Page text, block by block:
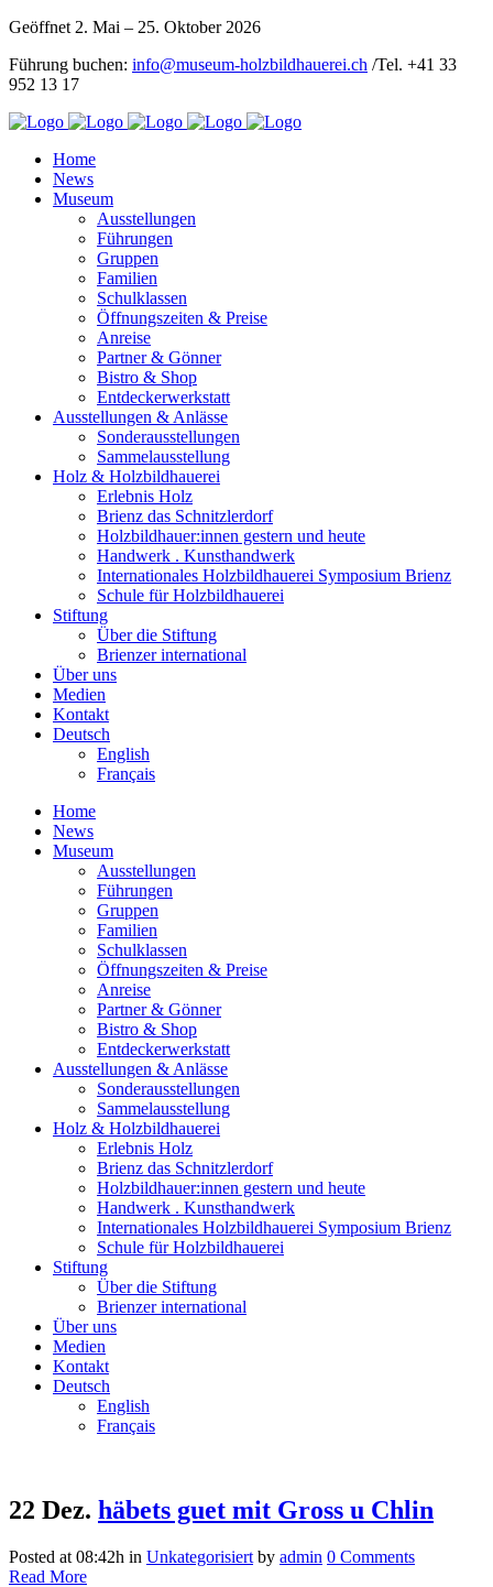
Geöffnet 2. Mai – 25. Oktober 2026
Führung buchen: info@museum-holzbildhauerei.ch /Tel. +41 33
952 13 17
Home
News
Museum
Ausstellungen
Führungen
Gruppen
Familien
Schulklassen
Öffnungszeiten & Preise
Anreise
Partner & Gönner
Bistro & Shop
Entdeckerwerkstatt
Ausstellungen & Anlässe
Sonderausstellungen
Sammelausstellung
Holz & Holzbildhauerei
Erlebnis Holz
Brienz das Schnitzlerdorf
Holzbildhauer:innen gestern und heute
Handwerk . Kunsthandwerk
Internationales Holzbildhauerei Symposium Brienz
Schule für Holzbildhauerei
Stiftung
Über die Stiftung
Brienzer international
Über uns
Medien
Kontakt
Deutsch
English
Français
Home
News
Museum
Ausstellungen
Führungen
Gruppen
Familien
Schulklassen
Öffnungszeiten & Preise
Anreise
Partner & Gönner
Bistro & Shop
Entdeckerwerkstatt
Ausstellungen & Anlässe
Sonderausstellungen
Sammelausstellung
Holz & Holzbildhauerei
Erlebnis Holz
Brienz das Schnitzlerdorf
Holzbildhauer:innen gestern und heute
Handwerk . Kunsthandwerk
Internationales Holzbildhauerei Symposium Brienz
Schule für Holzbildhauerei
Stiftung
Über die Stiftung
Brienzer international
Über uns
Medien
Kontakt
Deutsch
English
Français
22 Dez. häbets guet mit Gross u Chlin
Posted at 08:42h in Unkategorisiert by admin 0 Comments
Read More